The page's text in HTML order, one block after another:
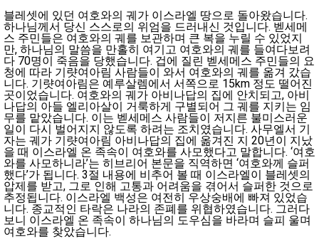
블레셋에 있던 여호와의 궤가 이스라엘 땅으로 돌아왔습니다.
하나님께서 당신 스스로의 위엄을 드러내신 것입니다. 벧세메
스 주민들은 여호와의 궤를 보관하며 큰 복을 누릴 수 있었지
만, 하나님의 말씀을 만홀히 여기고 여호와의 궤를 들여다보려
다 70명이 죽음을 당했습니다. 겁에 질린 벧세메스 주민들의 요
청에 따라 기럇여아림 사람들이 와서 여호와의 궤를 옮겨 갔습
니다. 기럇여아림은 예루살렘에서 서쪽으로 15km 정도 떨어진
곳이었습니다. 여호와의 궤가 아비나답의 집에 안치되고, 아비
나답의 아들 엘리아살이 거룩하게 구별되어 그 궤를 지키는 임
무를 맡았습니다. 이는 벧세메스 사람들이 저지른 불미스러운
일이 다시 벌어지지 않도록 하려는 조치였습니다. 사무엘서 기
자는 궤가 기럇여아림 아비나답의 집에 옮겨진 지 20년이 지났
을 때 이스라엘 온 족속이 여호와를 사모했다고 말합니다. ‘여호
와를 사모하니라’는 히브리어 본문을 직역하면 ‘여호와께 슬퍼
했다’가 됩니다. 3절 내용에 비추어 볼 때 이스라엘이 블레셋의
압제를 받고, 그로 인해 고통과 어려움을 겪어서 슬퍼한 것으로
추정됩니다. 이스라엘 백성은 여전히 우상숭배에 빠져 있었습
니다. 종교적인 타락은 나라의 존폐를 위협하였습니다. 그러다
보니 이스라엘 온 족속이 하나님의 도우심을 바라며 슬피 울며
여호와를 찾았습니다.